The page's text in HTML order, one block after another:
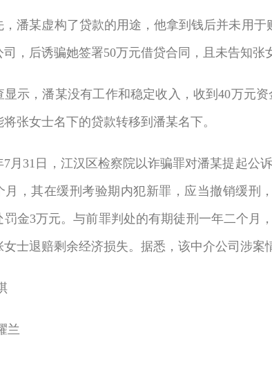
某虚构了贷款的用途，他拿到钱后并未用于
司，后诱骗她签署50万元借贷合同，且未告知张
，潘某没有工作和稳定收入，收到40万元资
将张女士名下的贷款转移到潘某名下。
31日，江汉区检察院以诈骗罪对潘某提起公诉
月，其在缓刑考验期内犯新罪，应当撤销缓刑
罚金3万元。与前罪判处的有期徒刑一年二个月
女士退赔剩余经济损失。据悉，该中介公司涉案
兰